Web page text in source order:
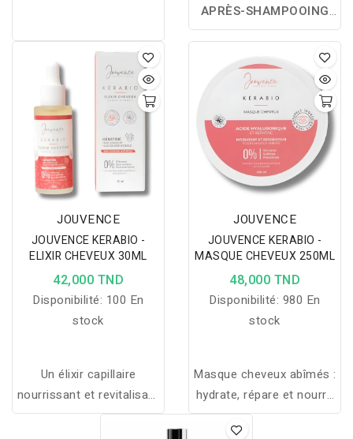
APRÈS-SHAMPOOING
200 ML :hydrate, nourrit
capillaire tout en
facilitant le démêlage,
pour des cheveux plus
doux, brillants et faciles à
coiffer au quotidien.
JOUVENCE
JOUVENCE KERABIO -
ELIXIR CHEVEUX 30ML
42,000 TND
Disponibilité: 100 En
stock
Un élixir capillaire
nourrissant et revitalisant
qui renforce les cheveux,
JOUVENCE
JOUVENCE KERABIO -
MASQUE CHEVEUX 250ML
48,000 TND
Disponibilité: 980 En
stock
Masque cheveux abîmés :
hydrate, répare et nourrit
la fibre capillaire avec